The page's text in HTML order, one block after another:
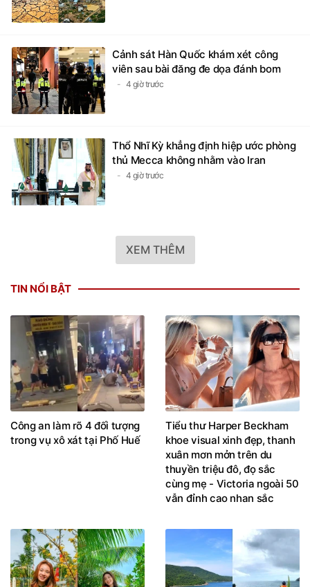
Cảnh sát Hàn Quốc khám xét công
viên sau bài đăng đe dọa đánh bom
4 giờ trước
Thổ Nhĩ Kỳ khẳng định hiệp ước phòng
thủ Mecca không nhằm vào Iran
4 giờ trước
XEM THÊM
TIN NỔI BẬT
Công an làm rõ 4 đối tượng
trong vụ xô xát tại Phố Huế
Tiểu thư Harper Beckham
khoe visual xinh đẹp, thanh
xuân mơn mởn trên du
thuyền triệu đô, đọ sắc
cùng mẹ - Victoria ngoài 50
vẫn đỉnh cao nhan sắc